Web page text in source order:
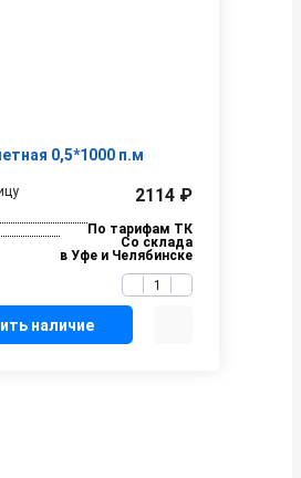
0,5*1000 п.м
2114 ₽
По тарифам ТК
Со склада
в Уфе и Челябинске
наличие